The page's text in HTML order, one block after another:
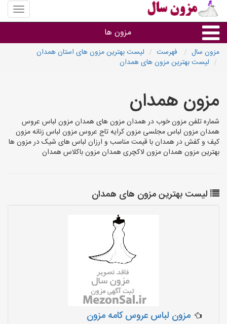
منوی
سایت
سال
مزون ها
گروه ها
مزون سال فهرست
لیست بهترین مزون های استان همدان
لیست بهترین مزون های همدان
مزون همدان
شماره تلفن مزون خوب در همدان مزون های همدان مزون لباس عروس
همدان مزون لباس مجلسی مزون کرایه تاج عروس مزون لباس زنانه مزون
کیف و کفش در همدان با قیمت مناسب و ارزان لباس های شیک در مزون ها
بهترین مزون همدان مزون لاکچری همدان مزون باکلاس همدان
لیست بهترین مزون های همدان
مزون لباس عروس کامه مزون